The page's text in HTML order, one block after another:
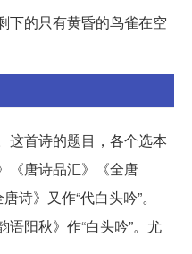
下的只有黄昏的鸟雀在空
首诗的题目，各个选本
《唐诗品汇》《全唐
诗》又作“代白头吟”。
语阳秋》作“白头吟”。尤